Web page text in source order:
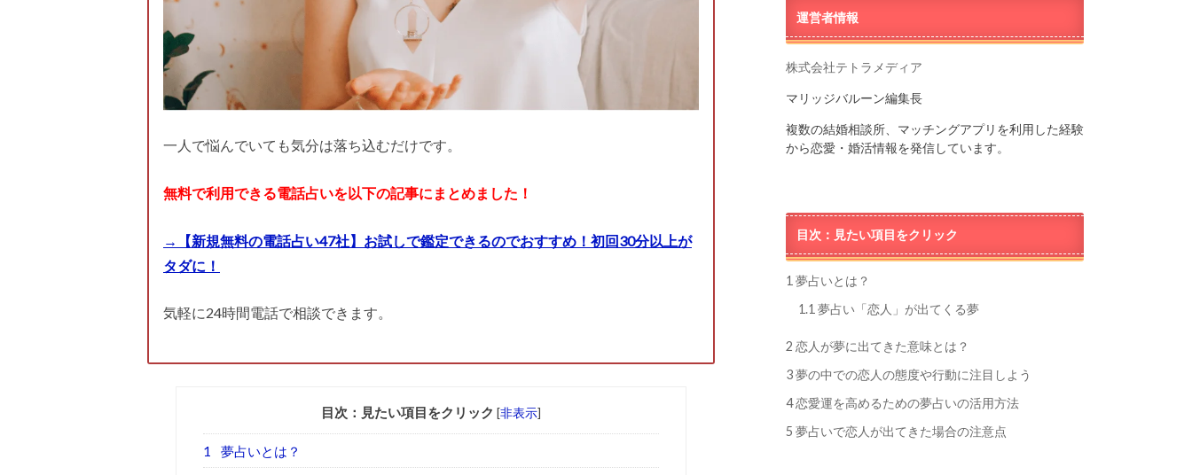
一人で悩んでいても気分は落ち込むだけです。
無料で利用できる電話占いを以下の記事にまとめました！
→【新規無料の電話占い47社】お試しで鑑定できるのでおすすめ！初回30分以上が
タダに！
気軽に24時間電話で相談できます。
目次：見たい項目をクリック [非表示]
1 夢占いとは？
運営者情報
株式会社テトラメディア
マリッジバルーン編集長
複数の結婚相談所、マッチングアプリを利用した経験
から恋愛・婚活情報を発信しています。
目次：見たい項目をクリック
1 夢占いとは？
1.1 夢占い「恋人」が出てくる夢
2 恋人が夢に出てきた意味とは？
3夢の中での恋人の態度や行動に注目しよう
4恋愛運を高めるための夢占いの活用方法
5 夢占いで恋人が出てきた場合の注意点